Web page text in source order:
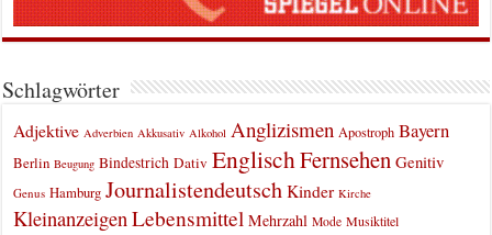
Schlagwörter
Adjektive Adverbien Akkusativ Alkohol Anglizismen Apostroph Bayern
Berlin Beugung Bindestrich Dativ EnglischFernsehen Genitiv
Genus Hamburg Journalistendeutsch Kinder Kirche
KleinanzeigenLebensmittel Mehrzahl Mode Musiktitel